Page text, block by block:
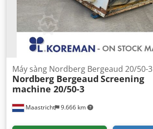
Maastricht 9.666 km
Máy sàng Nordberg Bergeaud 20/50-3
Nordberg Bergeaud Screening
machine 20/50-3